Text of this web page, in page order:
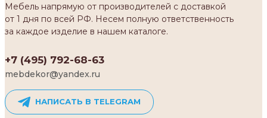
Мебель напрямую от производителей с доставкой
от 1 дня по всей РФ. Несем полную ответственность
за каждое изделие в нашем каталоге.
+7 (495) 792-68-63
mebdekor@yandex.ru
НАПИСАТЬ В TELEGRAM